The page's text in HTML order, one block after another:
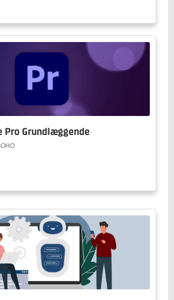
Pro Grundlæggende